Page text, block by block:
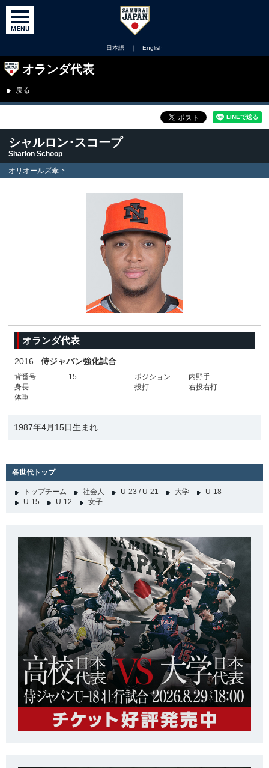
日本語 ｜ English
オランダ代表
戻る
シャルロン･スコープ
Sharlon Schoop
オリオールズ傘下
オランダ代表
2016 侍ジャパン強化試合
背番号 15 ポジション
内野手
身長
投打
右投右打
体重
1987年4月15日生まれ
各世代トップ
トップチーム 社会人 U-23 / U-21 大学
U-18
U-15
U-12 女子